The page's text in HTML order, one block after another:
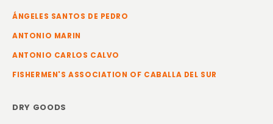
ÁNGELES SANTOS DE PEDRO
ANTONIO MARIN
ANTONIO CARLOS CALVO
FISHERMEN'S ASSOCIATION OF CABALLA DEL SUR
DRY GOODS